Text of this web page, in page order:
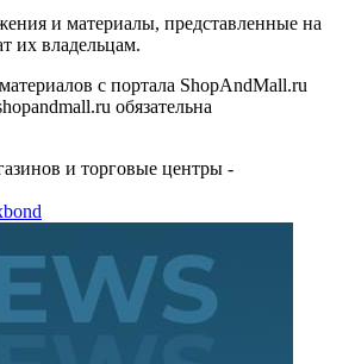
и материалы, представленные на
их владельцам.
с портала ShopAndMall.ru
обязательна
и торговые центры -